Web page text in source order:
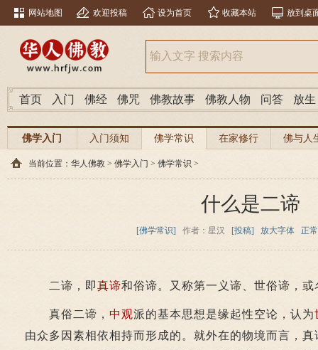
网站地图 欢迎投稿 设为首页 收藏本站 放到桌
首页 入门 佛经 佛咒 佛教故事 佛教人物 问答 放生
佛学入门 入门须知 佛学常识 在家修行 佛与人
当前位置： 华人佛教 > 佛学入门 > 佛学常识 >
什么是二谛
[佛学常识] 作者：星汉 [投稿] 放大字体 正常
二谛，即真谛和俗谛。又称第一义谛、世俗谛，
真俗二谛， 中观派的基本思想是缘起性空论，认为
由众多因素相依相持而形成的。就外在的物境而言，